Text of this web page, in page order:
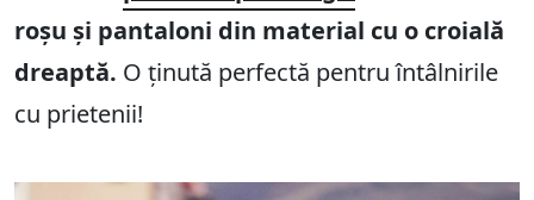
roșu și pantaloni din material cu o croială
dreaptă. O ținută perfectă pentru întâlnirile
cu prietenii!